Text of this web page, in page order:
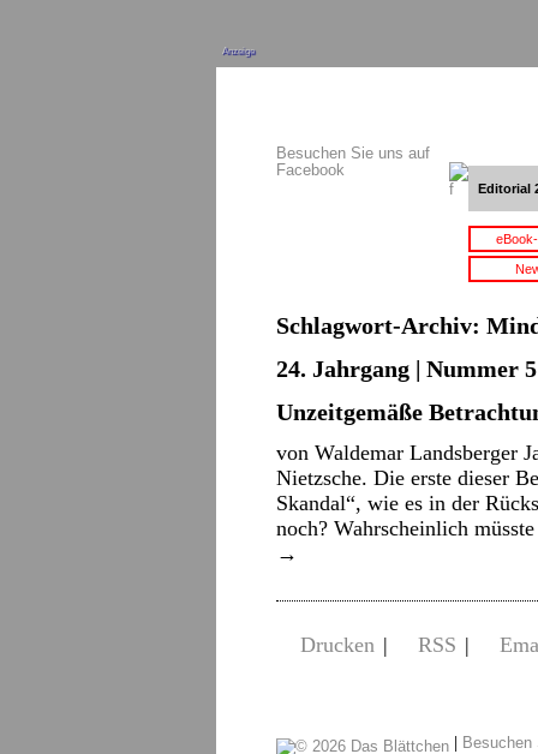
Anzeige
Besuchen Sie uns auf
Facebook
Editorial
Schlagwort-Archiv:
24. Jahrgang | Nummer
Unzeitgemäße
von Waldemar Landsberger
Nietzsche. Die erste dieser
Skandal“, wie es in der
noch? Wahrscheinlich
→
Drucken | RSS |
|